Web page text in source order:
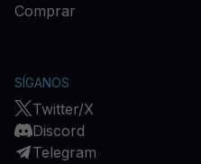
Comprar
SÍGANOS
Twitter/X
Discord
Telegram